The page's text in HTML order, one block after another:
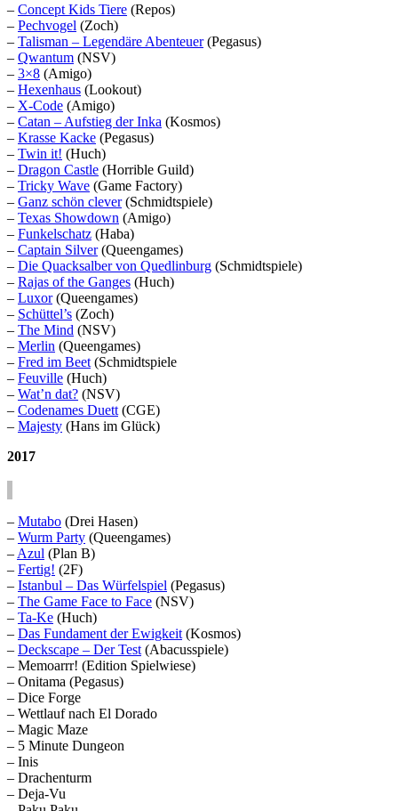
– Concept Kids Tiere (Repos)
– Pechvogel (Zoch)
– Talisman – Legendäre Abenteuer(Pegasus)
– Qwantum (NSV)
– 3×8 (Amigo)
– Hexenhaus (Lookout)
– X-Code (Amigo)
– Catan – Aufstieg der Inka (Kosmos)
– Krasse Kacke (Pegasus)
– Twin it! (Huch)
– Dragon Castle (Horrible Guild)
– Tricky Wave (Game Factory)
– Ganz schön clever(Schmidtspiele)
– Texas Showdown (Amigo)
– Funkelschatz (Haba)
– Captain Silver(Queengames)
– Die Quacksalber von Quedlinburg (Schmidtspiele)
– Rajas of the Ganges (Huch)
– Luxor(Queengames)
– Schüttel’s (Zoch)
– The Mind (NSV)
– Merlin (Queengames)
– Fred im Beet (Schmidtspiele
– Feuville (Huch)
– Wat’n dat? (NSV)
– Codenames Duett (CGE)
– Majesty (Hans im Glück)
2017
– Mutabo (Drei Hasen)
– Wurm Party (Queengames)
– Azul (Plan B)
– Fertig! (2F)
– Istanbul – Das Würfelspiel (Pegasus)
– The Game Face to Face (NSV)
– Ta-Ke (Huch)
– Das Fundament der Ewigkeit (Kosmos)
– Deckscape – Der Test (Abacusspiele)
– Memoarrr! (Edition Spielwiese)
– Onitama (Pegasus)
– Dice Forge
– Wettlauf nach El Dorado
– Magic Maze
– 5 Minute Dungeon
– Inis
– Drachenturm
– Deja-Vu